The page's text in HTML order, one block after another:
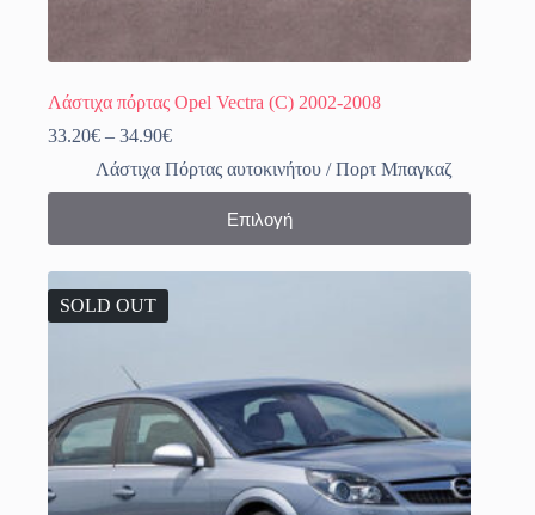
Λάστιχα πόρτας Opel Vectra (C) 2002-2008
33.20€ – 34.90€Price
33.20€
through
Λάστιχα Πόρτας αυτοκινήτου / Πορτ Μπαγκαζ
Επιλογή
Αυτό
προϊόν
πολλαπλές
παραλλαγές.
επιλεγούν
στη
σελίδα
του
προϊόντος
SOLD OUT